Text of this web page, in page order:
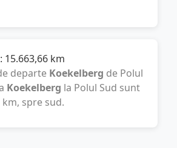
15.663,66 km
departe Koekelberg de Polul
Koekelberg la Polul Sud sunt
km, spre sud.